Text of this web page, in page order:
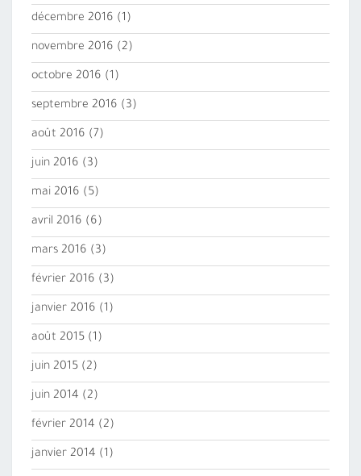
décembre 2016 (1)
novembre 2016 (2)
octobre 2016 (1)
septembre 2016 (3)
août 2016 (7)
juin 2016 (3)
mai 2016 (5)
avril 2016 (6)
mars 2016 (3)
février 2016 (3)
janvier 2016 (1)
août 2015 (1)
juin 2015 (2)
juin 2014 (2)
février 2014 (2)
janvier 2014 (1)